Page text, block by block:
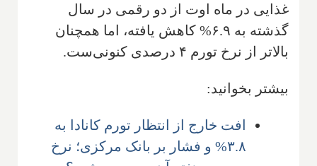
غذایی در ماه اوت از دو رقمی در سال
گذشته به ۶.۹% کاهش یافته، اما همچنان
بالاتر از نرخ تورم ۴ درصدی کنونی‌ست.
بیشتر بخوانید:
افت خارج از انتظار تورم کانادا به
۳.۸% و فشار بر بانک مرکزی؛ نرخ